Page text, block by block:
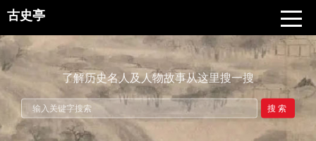
古史亭
了解历史名人及人物故事从这里搜一搜
搜索